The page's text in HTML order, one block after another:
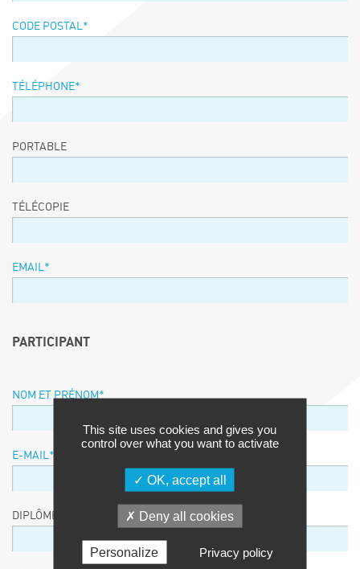
CODE POSTAL*
TÉLÉPHONE*
PORTABLE
TÉLÉCOPIE
EMAIL *
PARTICIPANT
NOM ET PRÉNOM *
E-MAIL *
DIPLÔME / EQUIVALENCE / NIVEAU
This site uses cookies and gives you
control over what you want to activate
OK, accept all
Deny all cookies
Personalize Privacy policy